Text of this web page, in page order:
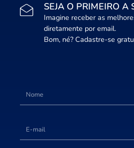
SEJA O PRIMEIRO A
Imagine receber as
diretamente por email.
Bom, né? Cadastre-se